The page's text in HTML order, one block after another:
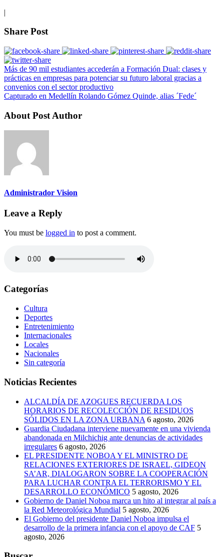
|
Share Post
Más de 90 mil estudiantes accederán a Formación Dual: clases y
prácticas en empresas para potenciar su futuro laboral gracias a
convenios con el sector productivo
Capturado en Medellín Rolando Gómez Quinde, alias ´Fede´
About Post Author
Administrador Vision
Leave a Reply
You must be logged in to post a comment.
Categorías
Cultura
Deportes
Entretenimiento
Internacionales
Locales
Nacionales
Sin categoría
Noticias Recientes
ALCALDÍA DE AZOGUES RECUERDA LOS
HORARIOS DE RECOLECCIÓN DE RESIDUOS
SÓLIDOS EN LA ZONA URBANA 6 agosto, 2026
Guardia Ciudadana interviene nuevamente en una vivienda
abandonada en Milchichig ante denuncias de actividades
irregulares 6 agosto, 2026
EL PRESIDENTE NOBOA Y EL MINISTRO DE
RELACIONES EXTERIORES DE ISRAEL, GIDEON
SA’AR, DIALOGARON SOBRE LA COOPERACIÓN
PARA LUCHAR CONTRA EL TERRORISMO Y EL
DESARROLLO ECONÓMICO 5 agosto, 2026
Gobierno de Daniel Noboa marca un hito al integrar al país a
la Red Meteorológica Mundial 5 agosto, 2026
El Gobierno del presidente Daniel Noboa impulsa el
desarrollo de la primera infancia con el apoyo de CAF 5
agosto, 2026